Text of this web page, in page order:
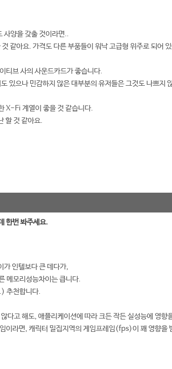
사양을 갖출 것이라면..
같아요. 가격도 다른 부품들이 워낙 고급형 위주로 되어
티브 사의 사운드카드가 좋습니다.
있으나 민감하지 않은 대부분의 유저들은 그것도 나쁘지
X-Fi 계열이 좋을 것 같습니다.
할 것 같아요.
한번 봐주세요.
가 인텔보다 큰 데다가,
메모리성능차이는 큽니다.
천합니다.
다고 해도, 애플리케이션에 따라 크든 작든 실성능에 영향
이라면, 캐릭터 밀집지역의 게임프레임(fps)이 꽤 영향을